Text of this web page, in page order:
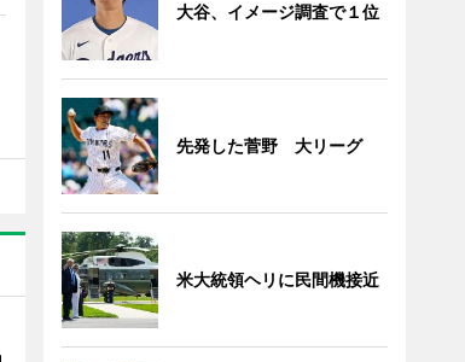
大谷、イメージ調査で１位
先発した菅野 大リーグ
米大統領ヘリに民間機接近